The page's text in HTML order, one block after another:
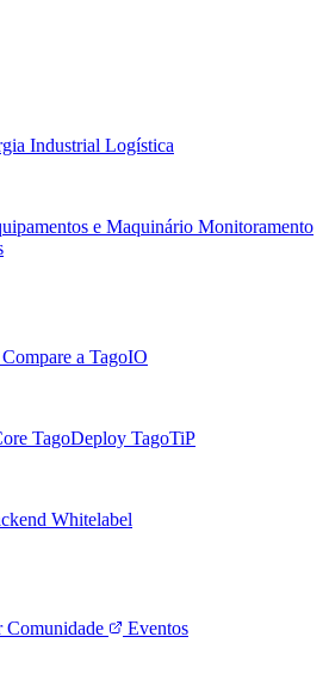
Industrial Logística
e Maquinário Monitoramento
Compare a TagoIO
TagoDeploy TagoTiP
Whitelabel
Comunidade
Eventos